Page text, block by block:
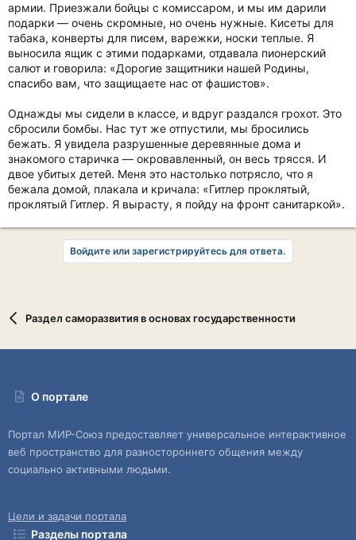
армии. Приезжали бойцы с комиссаром, и мы им дарили
подарки — очень скромные, но очень нужные. Кисеты для
табака, конверты для писем, варежки, носки теплые. Я
выносила ящик с этими подарками, отдавала пионерский
салют и говорила: «Дорогие защитники нашей Родины,
спасибо вам, что защищаете нас от фашистов».
Однажды мы сидели в классе, и вдруг раздался грохот. Это
сбросили бомбы. Нас тут же отпустили, мы бросились
бежать. Я увидела разрушенные деревянные дома и
знакомого старичка — окровавленный, он весь трясся. И
двое убитых детей. Меня это настолько потрясло, что я
бежала домой, плакала и кричала: «Гитлер проклятый,
проклятый Гитлер. Я вырасту, я пойду на фронт санитаркой».
Войдите или зарегистрируйтесь для ответа.
Раздел саморазвития в основах государственности
О портале
Портал МИР-Союз предоставляет универсальное интерактивное
веб пространство для разностороннего общения между
социально активными людьми.
Цели и задачи портала
Разделы портала